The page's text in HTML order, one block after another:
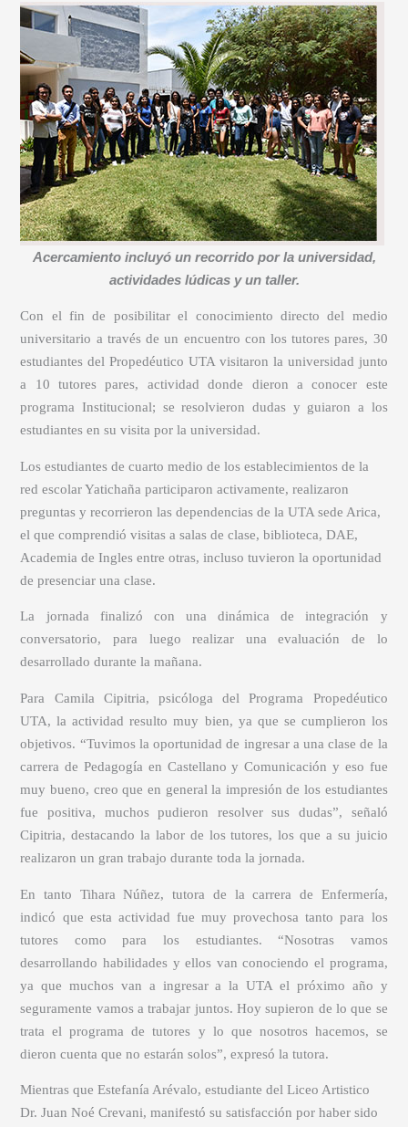
Acercamiento incluyó un recorrido por la universidad,
actividades lúdicas y un taller.
Con el fin de posibilitar el conocimiento directo del medio
universitario a través de un encuentro con los tutores pares, 30
estudiantes del Propedéutico UTA visitaron la universidad junto
a 10 tutores pares, actividad donde dieron a conocer este
programa Institucional; se resolvieron dudas y guiaron a los
estudiantes en su visita por la universidad.
Los estudiantes de cuarto medio de los establecimientos de la
red escolar Yatichaña participaron activamente, realizaron
preguntas y recorrieron las dependencias de la UTA sede Arica,
el que comprendió visitas a salas de clase, biblioteca, DAE,
Academia de Ingles entre otras, incluso tuvieron la oportunidad
de presenciar una clase.
La jornada finalizó con una dinámica de integración y
conversatorio, para luego realizar una evaluación de lo
desarrollado durante la mañana.
Para Camila Cipitria, psicóloga del Programa Propedéutico
UTA, la actividad resulto muy bien, ya que se cumplieron los
objetivos. “Tuvimos la oportunidad de ingresar a una clase de la
carrera de Pedagogía en Castellano y Comunicación y eso fue
muy bueno, creo que en general la impresión de los estudiantes
fue positiva, muchos pudieron resolver sus dudas”, señaló
Cipitria, destacando la labor de los tutores, los que a su juicio
realizaron un gran trabajo durante toda la jornada.
En tanto Tihara Núñez, tutora de la carrera de Enfermería,
indicó que esta actividad fue muy provechosa tanto para los
tutores como para los estudiantes. “Nosotras vamos
desarrollando habilidades y ellos van conociendo el programa,
ya que muchos van a ingresar a la UTA el próximo año y
seguramente vamos a trabajar juntos. Hoy supieron de lo que se
trata el programa de tutores y lo que nosotros hacemos, se
dieron cuenta que no estarán solos”, expresó la tutora.
Mientras que Estefanía Arévalo, estudiante del Liceo Artistico
Dr. Juan Noé Crevani, manifestó su satisfacción por haber sido